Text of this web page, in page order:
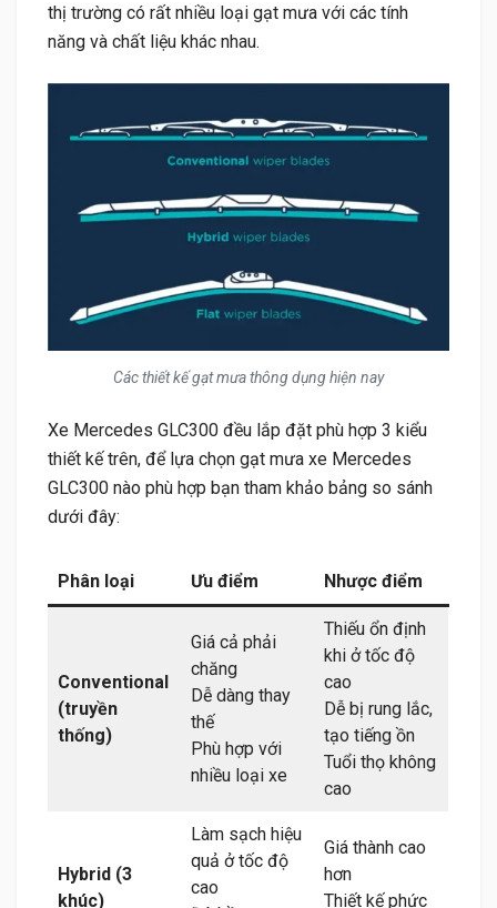
thị trường có rất nhiều loại gạt mưa với các tính
năng và chất liệu khác nhau.
Các thiết kế gạt mưa thông dụng hiện nay
Xe Mercedes GLC300 đều lắp đặt phù hợp 3 kiểu
thiết kế trên, để lựa chọn gạt mưa xe Mercedes
GLC300 nào phù hợp bạn tham khảo bảng so sánh
dưới đây:
Phân loại Ưu điểm Nhược điểm
Conventional
(truyền
thống)
Giá cả phải
chăng
Dễ dàng thay
thế
Phù hợp với
nhiều loại xe
Thiếu ổn định
khi ở tốc độ
cao
Dễ bị rung lắc,
tạo tiếng ồn
Tuổi thọ không
cao
Hybrid (3
khúc)
Làm sạch hiệu
quả ở tốc độ
cao
Giá thành cao
hơn
Thiết kế phức